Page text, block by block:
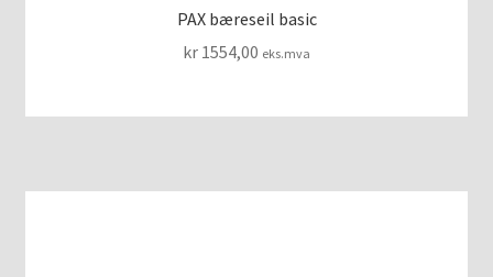
PAX bæreseil basic
kr 1554,00 eks.mva